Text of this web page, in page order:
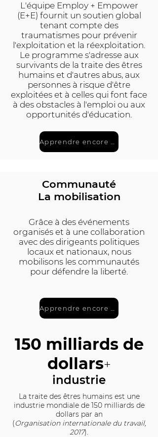
L'équipe Employ + Empower
(E+E) fournit un soutien global
tenant compte des
traumatismes pour prévenir
l'exploitation et la réexploitation.
Le programme s'adresse aux
survivants de la traite des êtres
humains et d'autres abus, aux
personnes à risque d'être
exploitées et à celles qui font face
à des obstacles à l'emploi ou aux
opportunités d'éducation.
Communauté
La mobilisation
Grâce à des événements
organisés et à une collaboration
avec des dirigeants politiques
locaux et nationaux, nous
mobilisons les communautés
pour défendre la liberté.
150 milliards de
dollars+
industrie
La traite des êtres humains est une
industrie mondiale de 150 milliards de
dollars par an
(Organisation internationale du travail,
2017).